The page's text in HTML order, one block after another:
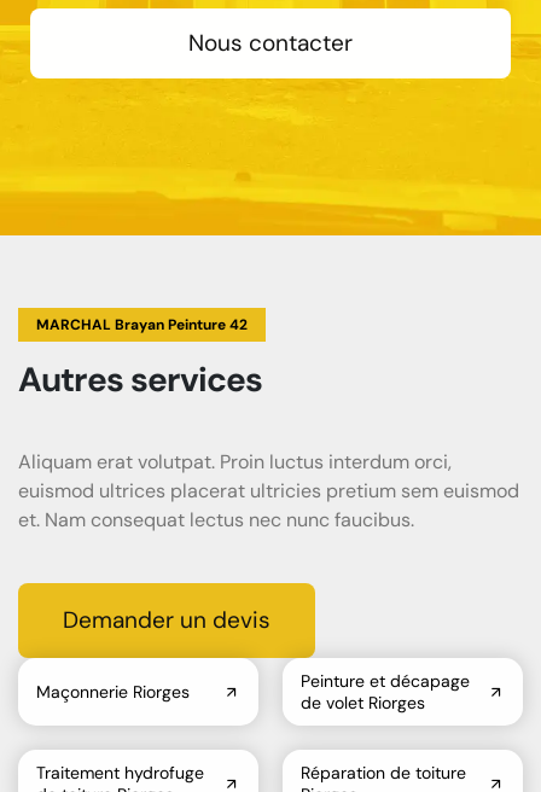
Nous contacter
MARCHAL Brayan Peinture 42
Autres services
Aliquam erat volutpat. Proin luctus interdum orci,
euismod ultrices placerat ultricies pretium sem euismod
et. Nam consequat lectus nec nunc faucibus.
Demander un devis
Maçonnerie Riorges
Peinture et décapage
de volet Riorges
Traitement hydrofuge
Réparation de toiture